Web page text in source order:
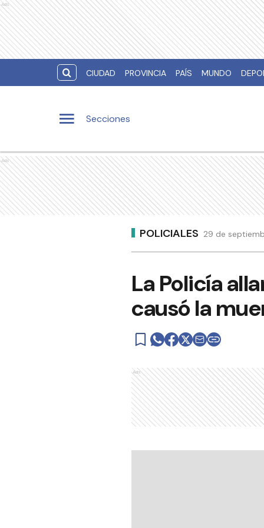
Ads
CIUDAD PROVINCIA PAÍS MUNDO
Secciones
Ads
POLICIALES 29 de
La Policía
causó la
Ads